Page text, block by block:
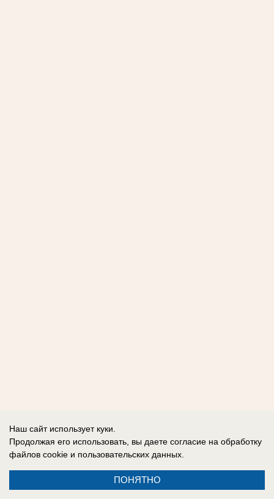
Наш сайт использует куки.
Продолжая его использовать, вы даете согласие на обработку
файлов cookie и пользовательских данных.
ПОНЯТНО